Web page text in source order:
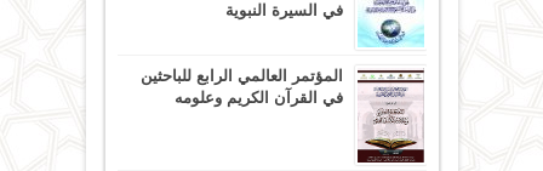
في السيرة النبوية
المؤتمر العالمي الرابع للباحثين
في القرآن الكريم وعلومه